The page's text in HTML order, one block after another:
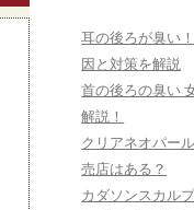
耳の後ろが臭い
因と対策を解説
首の後ろの臭い
解説！
クリアネオパー
売店はある？
カダソンスカル